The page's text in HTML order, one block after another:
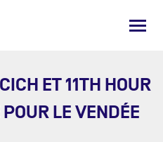
ET 11TH HOUR
LE VENDÉE